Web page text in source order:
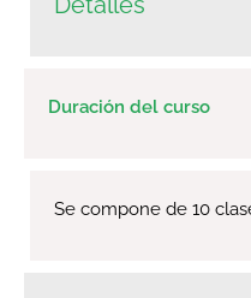
Duración del curso
Se compone de 10